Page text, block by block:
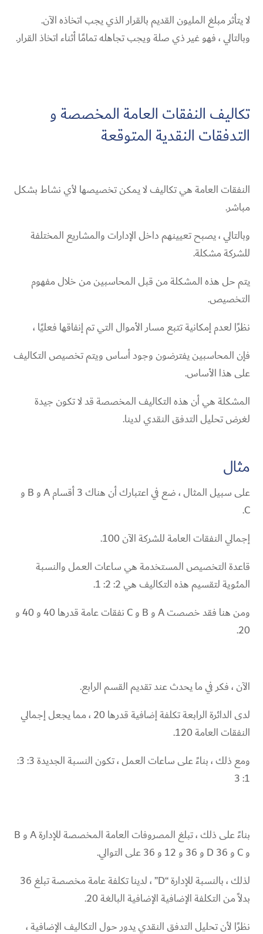
لا يتأثر مبلغ المليون القديم بالقرار الذي يجب اتخاذه الآن.
وبالتالي ، فهو غير ذي صلة ويجب تجاهله تمامًا أثناء اتخاذ القرار.
تكاليف النفقات العامة المخصصة و
التدفقات النقدية المتوقعة
النفقات العامة هي تكاليف لا يمكن تخصيصها لأي نشاط بشكل
مباشر.
وبالتالي ، يصبح تعيينهم داخل الإدارات والمشاريع المختلفة
للشركة مشكلة.
يتم حل هذه المشكلة من قبل المحاسبين من خلال مفهوم
التخصيص.
نظرًا لعدم إمكانية تتبع مسار الأموال التي تم إنفاقها فعليًا ،
فإن المحاسبين يفترضون وجود أساس ويتم تخصيص التكاليف
على هذا الأساس.
المشكلة هي أن هذه التكاليف المخصصة قد لا تكون جيدة
لغرض تحليل التدفق النقدي لدينا.
مثال
على سبيل المثال ، ضع في اعتبارك أن هناك 3 أقسام A و B و
C.
إجمالي النفقات العامة للشركة الآن 100.
قاعدة التخصيص المستخدمة هي ساعات العمل والنسبة
المئوية لتقسيم هذه التكاليف هي 2: 2: 1.
ومن هنا فقد خصصت A و B و C نفقات عامة قدرها 40 و 40 و
20.
الآن ، فكر في ما يحدث عند تقديم القسم الرابع.
لدى الدائرة الرابعة تكلفة إضافية قدرها 20 ، مما يجعل إجمالي
النفقات العامة 120.
ومع ذلك ، بناءً على ساعات العمل ، تكون النسبة الجديدة 3: 3:
1: 3
بناءً على ذلك ، تبلغ المصروفات العامة المخصصة للإدارة A و B
و C و D 36 و 36 و 12 و 36 على التوالي.
لذلك ، بالنسبة للإدارة “D” ، لدينا تكلفة عامة مخصصة تبلغ 36
بدلاً من التكلفة الإضافية الإضافية البالغة 20.
نظرًا لأن تحليل التدفق النقدي يدور حول التكاليف الإضافية ،